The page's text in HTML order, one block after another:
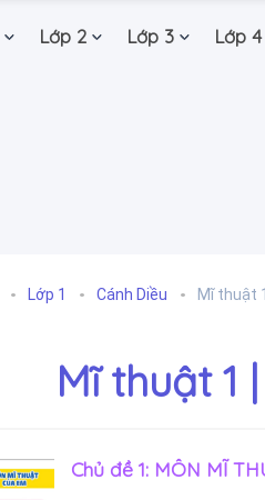
Lớp 2 Lớp 3 Lớp 4
Lớp 1 Cánh Diều Mĩ thuật 1
Mĩ thuật 1
Chủ đề 1: MÔN MĨ